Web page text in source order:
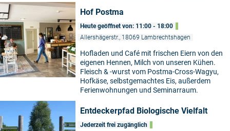
Hof Postma
Heute geöffnet von: 11:00 - 18:00
Allershägerstr., 18069 Lambrechtshagen
Hofladen und Café mit frischen Eiern von den
eigenen Hennen, Milch von unseren Kühen.
Fleisch & -wurst vom Postma-Cross-Wagyu,
Hofkäse, selbstgemachtes Eis, außerdem
Ferienwohnungen und Seminarraum.
Entdeckerpfad Biologische Vielfalt
Jederzeit frei zugänglich